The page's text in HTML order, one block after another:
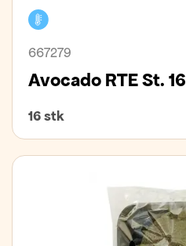
667279
Avocado RTE St. 16
16 stk